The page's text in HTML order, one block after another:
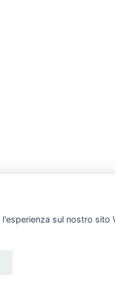
stampi e per calchi
sul nostro